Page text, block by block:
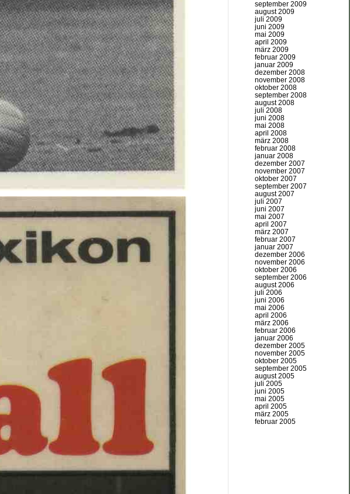
september 2009
august 2009
juli 2009
juni 2009
mai 2009
april 2009
märz 2009
februar 2009
januar 2009
dezember 2008
november 2008
oktober 2008
september 2008
august 2008
juli 2008
juni 2008
mai 2008
april 2008
märz 2008
februar 2008
januar 2008
dezember 2007
november 2007
oktober 2007
september 2007
august 2007
juli 2007
juni 2007
mai 2007
april 2007
märz 2007
februar 2007
januar 2007
dezember 2006
november 2006
oktober 2006
september 2006
august 2006
juli 2006
juni 2006
mai 2006
april 2006
märz 2006
februar 2006
januar 2006
dezember 2005
november 2005
oktober 2005
september 2005
august 2005
juli 2005
juni 2005
mai 2005
april 2005
märz 2005
februar 2005